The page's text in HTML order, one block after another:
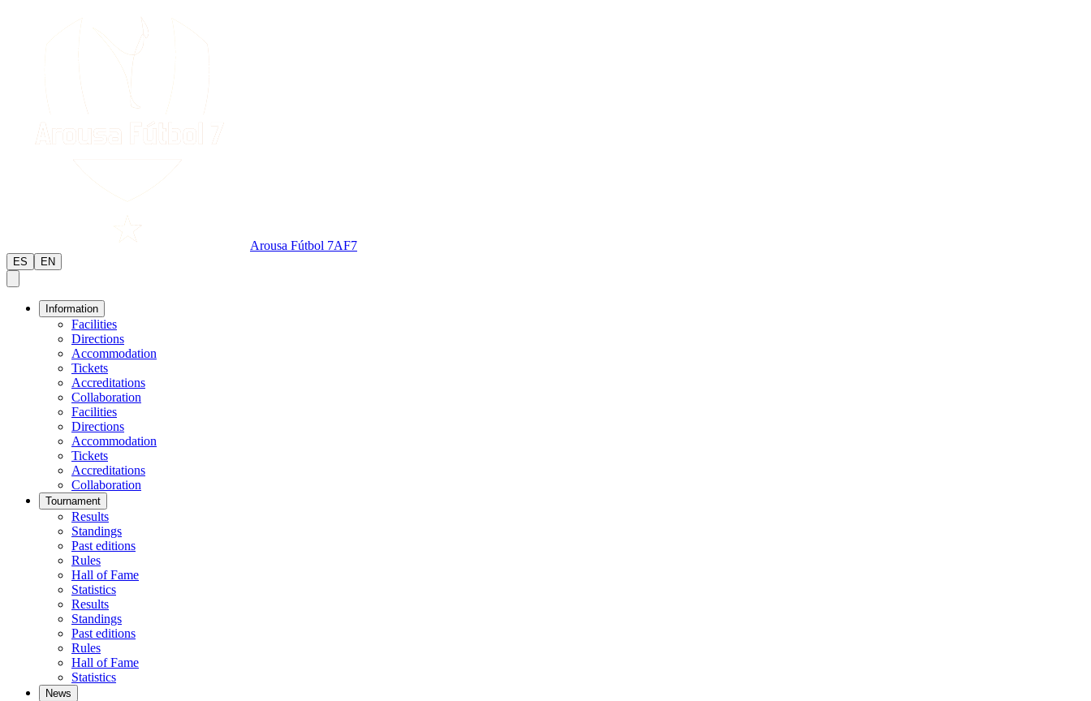
Arousa Fútbol 7AF7
ES EN
Information
Facilities
Directions
Accommodation
Tickets
Accreditations
Collaboration
Facilities
Directions
Accommodation
Tickets
Accreditations
Collaboration
Tournament
Results
Standings
Past editions
Rules
Hall of Fame
Statistics
Results
Standings
Past editions
Rules
Hall of Fame
Statistics
News